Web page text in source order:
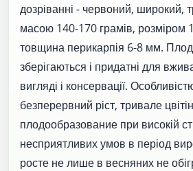
дозріванні - червоний, широкий,
масою 140-170 грамів, розміром
товщина перикарпія 6-8 мм.
зберігаються і придатні для
вигляді і консервації.
безперервний ріст, тривале
плодообразование при високій
несприятливих умов в період
росте не лише в весняних не